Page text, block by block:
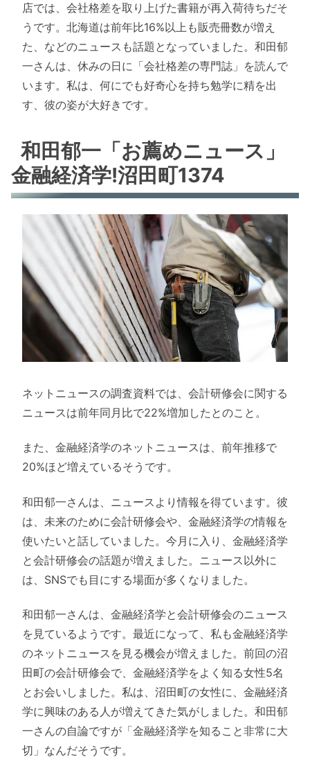
店では、会社格差を取り上げた書籍が再入荷待ちだそ
うです。北海道は前年比16%以上も販売冊数が増え
た、などのニュースも話題となっていました。和田郁
一さんは、休みの日に「会社格差の専門誌」を読んで
います。私は、何にでも好奇心を持ち勉学に精を出
す、彼の姿が大好きです。
和田郁一「お薦めニュース」
金融経済学!沼田町1374
ネットニュースの調査資料では、会計研修会に関する
ニュースは前年同月比で22%増加したとのこと。
また、金融経済学のネットニュースは、前年推移で
20%ほど増えているそうです。
和田郁一さんは、ニュースより情報を得ています。彼
は、未来のために会計研修会や、金融経済学の情報を
使いたいと話していました。今月に入り、金融経済学
と会計研修会の話題が増えました。ニュース以外に
は、SNSでも目にする場面が多くなりました。
和田郁一さんは、金融経済学と会計研修会のニュース
を見ているようです。最近になって、私も金融経済学
のネットニュースを見る機会が増えました。前回の沼
田町の会計研修会で、金融経済学をよく知る女性5名
とお会いしました。私は、沼田町の女性に、金融経済
学に興味のある人が増えてきた気がしました。和田郁
一さんの自論ですが「金融経済学を知ること非常に大
切」なんだそうです。